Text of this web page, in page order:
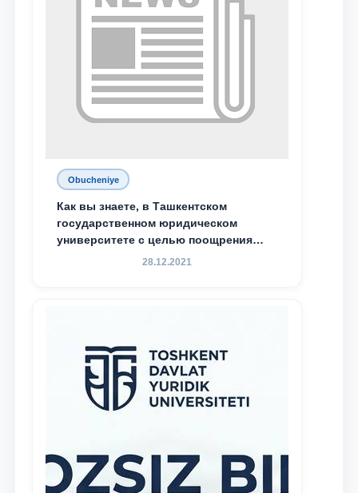
Obucheniye
Как вы знаете, в Ташкентском
государственном юридическом
университете с целью поощрения
талантливых, активных и
28.12.2021